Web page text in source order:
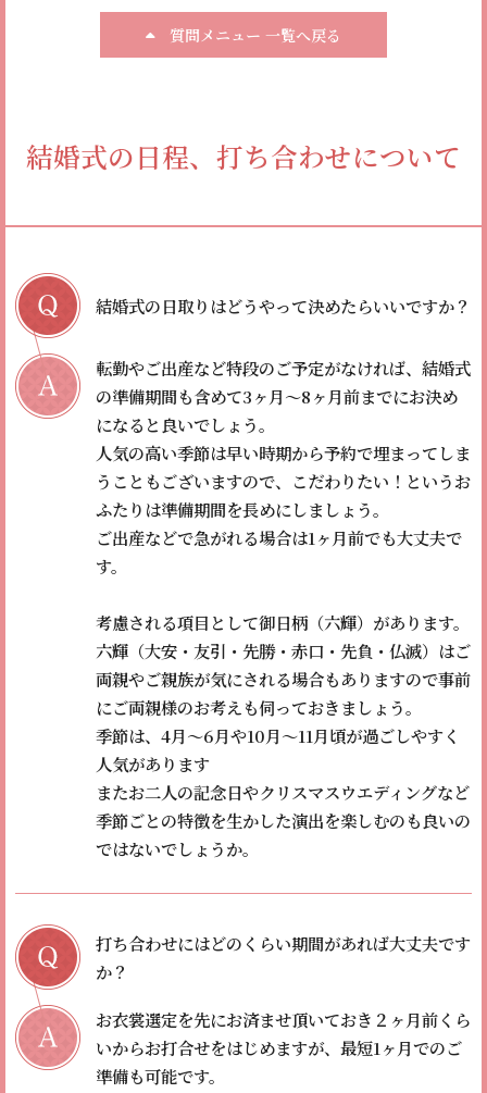
質問メニュー 一覧へ戻る
結婚式の日程、打ち合わせについて
結婚式の日取りはどうやって決めたらいいですか？
転勤やご出産など特段のご予定がなければ、結婚式
の準備期間も含めて3ヶ月〜8ヶ月前までにお決め
になると良いでしょう。
人気の高い季節は早い時期から予約で埋まってしま
うこともございますので、こだわりたい！というお
ふたりは準備期間を長めにしましょう。
ご出産などで急がれる場合は1ヶ月前でも大丈夫で
す。
考慮される項目として御日柄（六輝）があります。
六輝（大安・友引・先勝・赤口・先負・仏滅）はご
両親やご親族が気にされる場合もありますので事前
にご両親様のお考えも伺っておきましょう。
季節は、4月〜6月や10月〜11月頃が過ごしやすく
人気があります
またお二人の記念日やクリスマスウエディングなど
季節ごとの特徴を生かした演出を楽しむのも良いの
ではないでしょうか。
打ち合わせにはどのくらい期間があれば大丈夫です
か？
お衣裳選定を先にお済ませ頂いておき２ヶ月前くら
いからお打合せをはじめますが、最短1ヶ月でのご
準備も可能です。